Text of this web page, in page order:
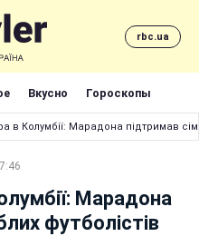
rbc.ua
Вкусно Гороскопы
в Колумбії: Марадона підтримав
Марадона
футболістів